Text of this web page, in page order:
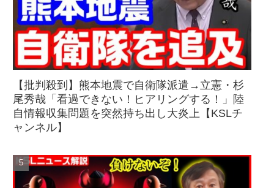
【批判殺到】熊本地震で自衛隊派遣→立憲・杉
尾秀哉「看過できない！ヒアリングする！」陸
自情報収集問題を突然持ち出し大炎上【KSLチ
ャンネル】